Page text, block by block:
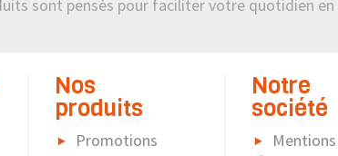
sont pensés pour faciliter votre quotidien
Nos
produits
Promotions
Notre
société
Mentions